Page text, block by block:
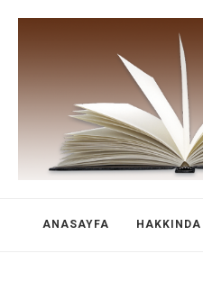
ANASAYFA HAKKINDA